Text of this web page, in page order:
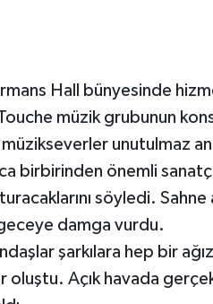
Hall bünyesinde
Touche müzik grubunun
müzikseverler unutulmaz
birbirinden önemli
söyledi.
damga vurdu.
şarkılara hep bir
oluştu. Açık havada